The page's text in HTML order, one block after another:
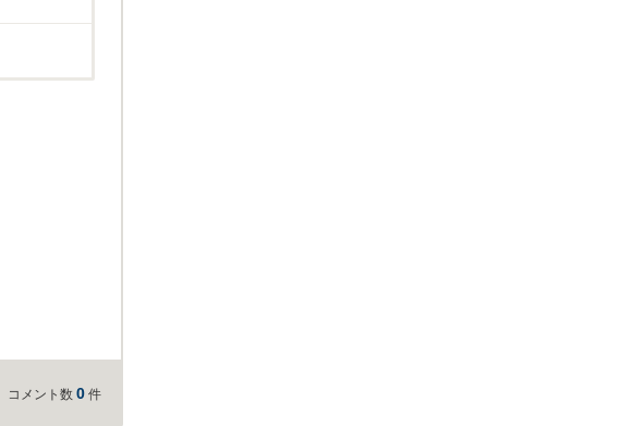
コメント数 0 件